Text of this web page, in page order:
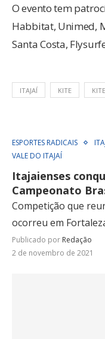
O evento tem
Habbitat, Unimed,
Santa Costa,
ITAJAÍ KITE
ESPORTES RADICAIS
VALE DO ITAJAÍ
Itajaienses
Campeonato
Competição que
ocorreu em
Publicado por Redação
2 de novembro de 2021